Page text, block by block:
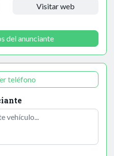
Visitar web
del anunciante
teléfono